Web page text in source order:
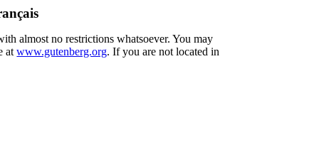
almost no restrictions whatsoever. You may
atwww.gutenberg.org. If you are not located in